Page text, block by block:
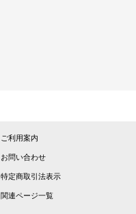
ご利用案内
お問い合わせ
特定商取引法表示
関連ページ一覧